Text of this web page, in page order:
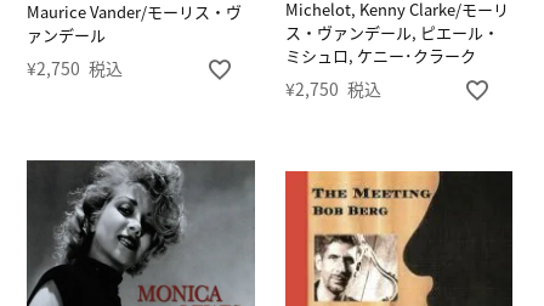
Maurice Vander/モーリス・ヴ
ァンデール
¥2,750 税込
Michelot, Kenny Clarke/モーリ
ス・ヴァンデール, ピエール・
ミシュロ, ケニー･クラーク
¥2,750 税込